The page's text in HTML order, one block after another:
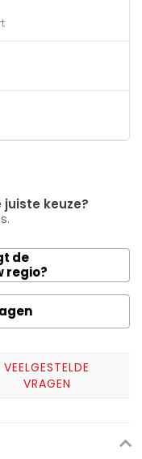
keuze?
de
regio?
VEELGESTELDE
VRAGEN